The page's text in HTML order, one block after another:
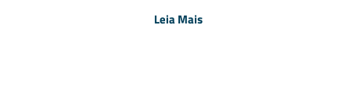
Leia Mais